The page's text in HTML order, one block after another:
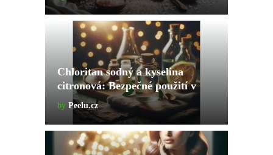
Chloritan sodný a kyselina
citronová: Bezpečné použití v
domácnosti
by Peelu.cz